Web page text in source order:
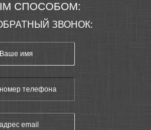
СПОСОБОМ:
ЗВОНОК: